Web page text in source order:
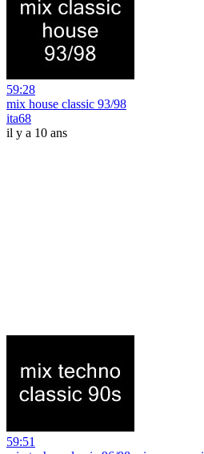
59:28
mix house classic 93/98
ita68
il y a 10 ans
59:51